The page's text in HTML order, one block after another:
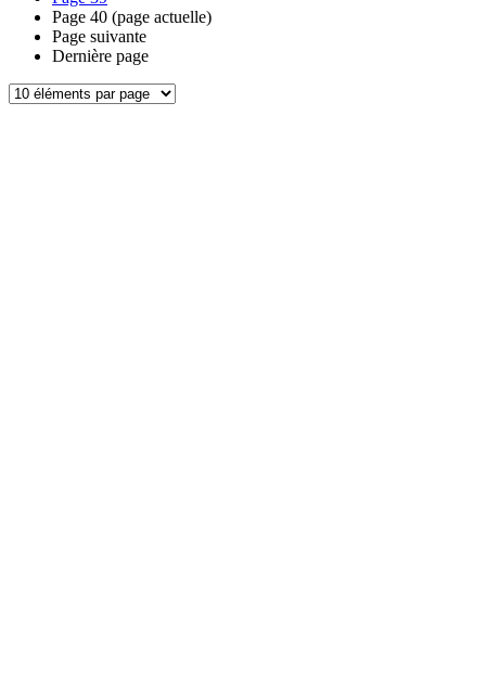
Page 40 (page actuelle)
Page suivante
Dernière page